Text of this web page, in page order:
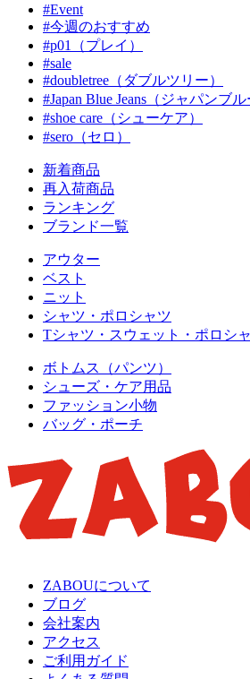
#Event
#今週のおすすめ
#p01（プレイ）
#sale
#doubletree（ダブルツリー）
#Japan Blue Jeans（ジャパンブ
#shoe care（シューケア）
#sero（セロ）
新着商品
再入荷商品
ランキング
ブランド一覧
アウター
ベスト
ニット
シャツ・ポロシャツ
Tシャツ・スウェット・ポロシ
ボトムス（パンツ）
シューズ・ケア用品
ファッション小物
バッグ・ポーチ
ZABOUについて
ブログ
会社案内
アクセス
ご利用ガイド